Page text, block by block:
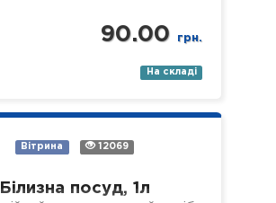
90.00 грн.
На складі
Вітрина 12069
Білизна посуд, 1л